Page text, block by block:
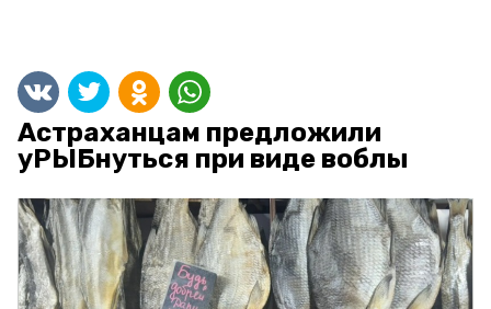
Астраханцам предложили
уРЫБнуться при виде воблы